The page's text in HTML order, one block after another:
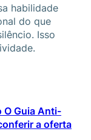
habilidade
do que
Isso
O Guia Anti-
a oferta